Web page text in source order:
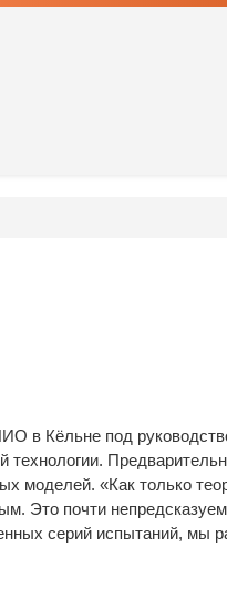
в Кёльне под
моделей. «Как только
Это почти
серий испытаний,